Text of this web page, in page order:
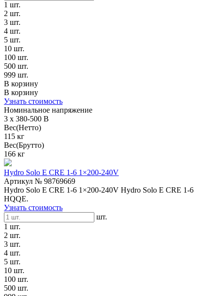
1 шт.
2 шт.
3 шт.
4 шт.
5 шт.
10 шт.
100 шт.
500 шт.
999 шт.
В корзину
В корзину
Узнать стоимость
Номинальное напряжение
3 x 380-500 В
Вес(Нетто)
115 кг
Вес(Брутто)
166 кг
Hydro Solo E CRE 1-6 1×200-240V
Артикул № 98769669
Hydro Solo E CRE 1-6 1×200-240V Hydro Solo E CRE 1-6
HQQE.
Узнать стоимость
шт.
1 шт.
2 шт.
3 шт.
4 шт.
5 шт.
10 шт.
100 шт.
500 шт.